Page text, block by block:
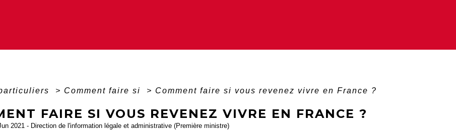
> Comment faire si > Comment faire si vous revenez vivre en France ?
FAIRE SI VOUS REVENEZ VIVRE EN FRANCE ?
2021 - Direction de l'information légale et administrative (Première ministre)